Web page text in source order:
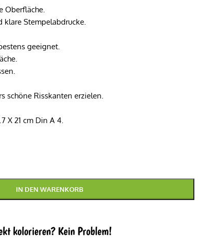
Oberfläche.
klare Stempelabdrucke.
geeignet.
schöne Risskanten erzielen.
X 21 cm Din A 4.
IN DEN WARENKORB
kolorieren? Kein Problem!